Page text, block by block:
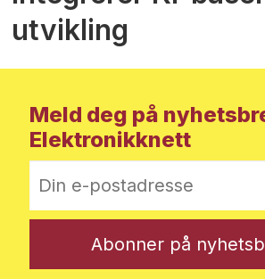
utvikling
Meld deg på
Elektronikknett